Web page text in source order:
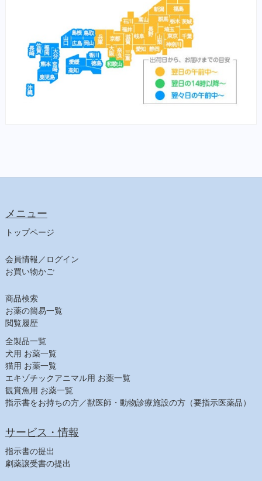
将軍
横綱
紅富士
赤富士
【日用品】
注射針・シリンジ
ヘアケア
スキンケア
耳ケア
デンタルケア
その他フード
ビタミン・鉄
消毒
メニュー
トップページ
会員情報／ログイン
お買い物かご
商品検索
お薬の簡易一覧
閲覧履歴
全製品一覧
犬用 お薬一覧
猫用 お薬一覧
エキゾチックアニマル用 お薬一覧
観賞魚用 お薬一覧
指示書をお持ちの方／獣医師・動物診療施設の方（要指示医薬品）
サービス・情報
指示書の提出
劇薬譲受書の提出